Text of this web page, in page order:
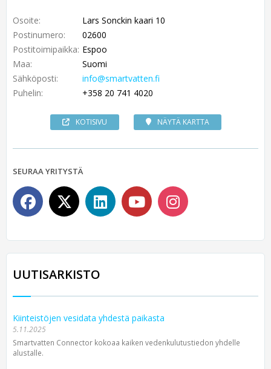
Osoite:
Lars Sonckin kaari 10
Postinumero:
02600
Postitoimipaikka: Espoo
Maa:
Suomi
Sähköposti:
info@smartvatten.fi
Puhelin:
+358 20 741 4020
KOTISIVU NÄYTÄ KARTTA
SEURAA YRITYSTÄ
UUTISARKISTO
Kiinteistöjen vesidata yhdestä paikasta
5.11.2025
Smartvatten Connector kokoaa kaiken vedenkulutustiedon yhdelle
alustalle.